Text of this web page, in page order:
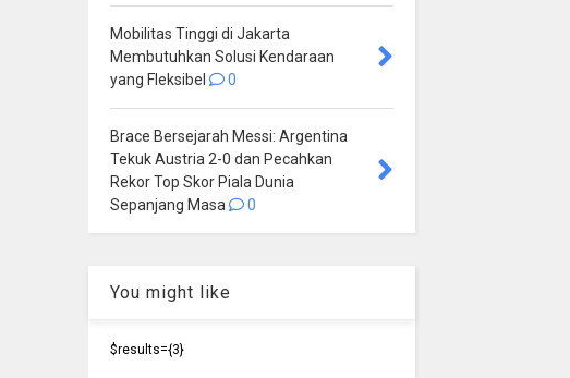
Mobilitas Tinggi di Jakarta
Membutuhkan Solusi Kendaraan
yang Fleksibel
0
Brace Bersejarah Messi: Argentina
Tekuk Austria 2-0 dan Pecahkan
Rekor Top Skor Piala Dunia
Sepanjang Masa
0
You might like
$results={3}